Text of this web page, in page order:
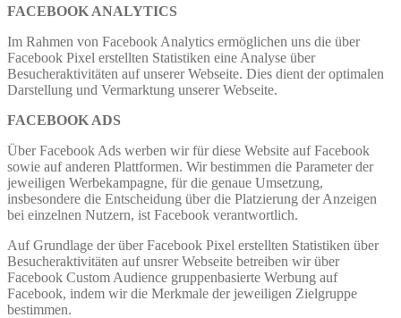
FACEBOOK ANALYTICS
Im Rahmen von Facebook Analytics ermöglichen uns die über
Facebook Pixel erstellten Statistiken eine Analyse über
Besucheraktivitäten auf unserer Webseite. Dies dient der optimalen
Darstellung und Vermarktung unserer Webseite.
FACEBOOK ADS
Über Facebook Ads werben wir für diese Website auf Facebook
sowie auf anderen Plattformen. Wir bestimmen die Parameter der
jeweiligen Werbekampagne, für die genaue Umsetzung,
insbesondere die Entscheidung über die Platzierung der Anzeigen
bei einzelnen Nutzern, ist Facebook verantwortlich.
Auf Grundlage der über Facebook Pixel erstellten Statistiken über
Besucheraktivitäten auf unsrer Webseite betreiben wir über
Facebook Custom Audience gruppenbasierte Werbung auf
Facebook, indem wir die Merkmale der jeweiligen Zielgruppe
bestimmen.